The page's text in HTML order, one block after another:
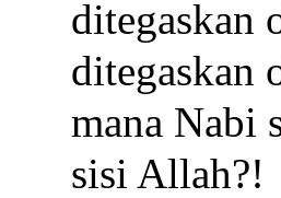
ditegaskan
ditegaskan
mana Nabi
sisi Allah?!